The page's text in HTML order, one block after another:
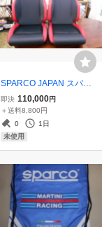
SPARCO JAPAN スパル
コ R100J リクライングバ
ケットシート 2脚セット
黒/赤 国内正規品＆メーカ
ー直送
即決 110,000円
＋送料8,800円
0
1日
未使用